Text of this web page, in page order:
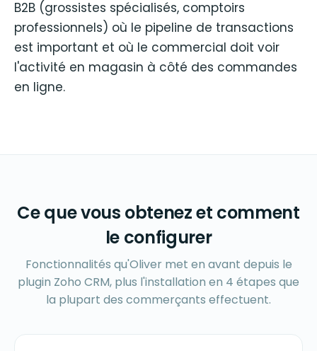
B2B (grossistes spécialisés, comptoirs
professionnels) où le pipeline de transactions
est important et où le commercial doit voir
l'activité en magasin à côté des commandes
en ligne.
Ce que vous obtenez et comment
le configurer
Fonctionnalités qu'Oliver met en avant depuis le
plugin Zoho CRM, plus l'installation en 4 étapes que
la plupart des commerçants effectuent.